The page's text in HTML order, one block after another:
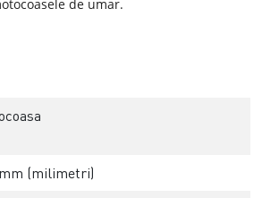
de umar.
(milimetri)